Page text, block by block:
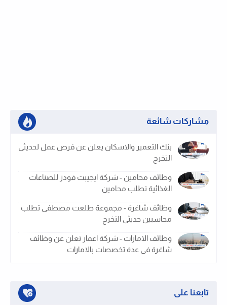
مشاركات شائعة
بنك التعمير والاسكان يعلن عن فرص عمل لحديثى
التخرج
وظائف محامين - شركة ايجيبت فودز للصناعات
الغذائية تطلب محامين
وظائف شاغرة - مجموعة طلعت مصطفى تطلب
محاسبين حديثى التخرج
وظائف الامارات - شركة اعمار تعلن عن وظائف
شاغرة فى عدة تخصصات بالامارات
تابعنا على